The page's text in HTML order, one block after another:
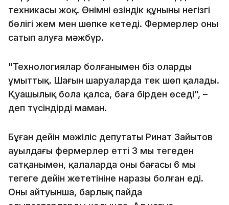
техникасы жоқ. Өнімнің өзіндік құнының негізгі
бөлігі жем мен шөпке кетеді. Фермерлер оны
сатып алуға мәжбүр.
"Технологиялар болғанымен біз оларды
ұмыттық. Шағын шаруаларда тек шөп қалады.
Қуаңшылық бола қалса, баға бірден өседі", –
деп түсіндірді маман.
Бұған дейін мәжіліс депутаты Ринат Зайытов
ауылдағы фермерлер етті 3 мың теңгеден
сатқанымен, қалаларда оның бағасы 6 мың
теңгеге дейін жететініне наразы болған еді.
Оның айтуынша, барлық пайда